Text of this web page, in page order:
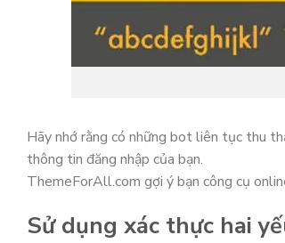
Hãy nhớ rằng có những bot liên tục thu
thông tin đăng nhập của bạn.
ThemeForAll.com gợi ý bạn công cụ
Sử dụng xác thực hai